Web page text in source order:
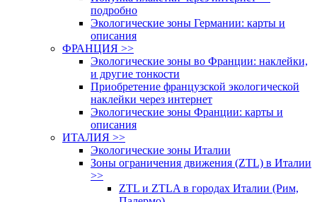
подробно
Экологические зоны Германии: карты и
описания
ФРАНЦИЯ >>
Экологические зоны во Франции: наклейки,
и другие тонкости
Приобретение французской экологической
наклейки через интернет
Экологические зоны Франции: карты и
описания
ИТАЛИЯ >>
Экологические зоны Италии
Зоны ограничения движения (ZTL) в Италии
>>
ZTL и ZTLA в городах Италии (Рим,